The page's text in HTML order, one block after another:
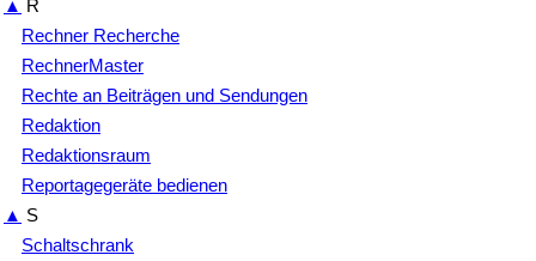
▲ R
Rechner Recherche
RechnerMaster
Rechte an Beiträgen und Sendungen
Redaktion
Redaktionsraum
Reportagegeräte bedienen
▲ S
Schaltschrank